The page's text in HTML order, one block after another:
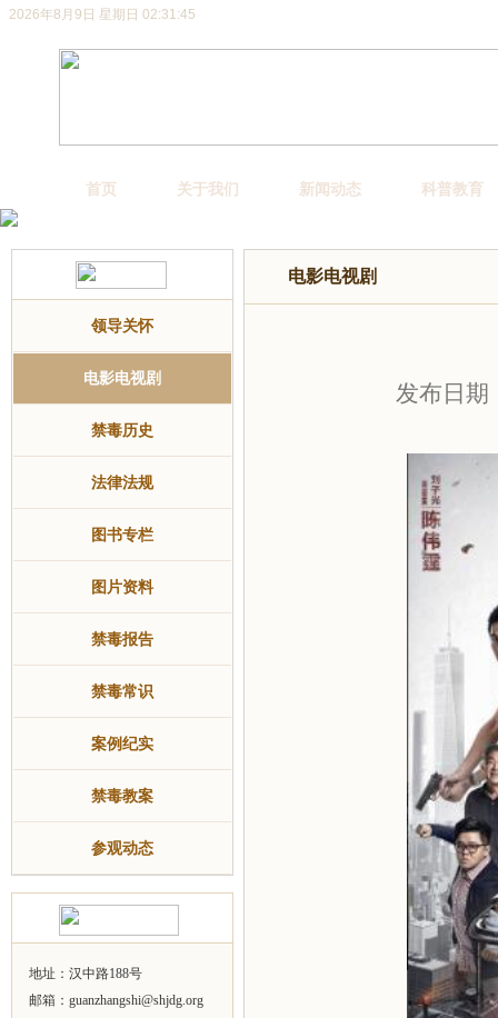
2026年8月9日 星期日 02:31:46
首页 关于我们 新闻动态 科普教育
领导关怀
电影电视剧
禁毒历史
法律法规
图书专栏
图片资料
禁毒报告
禁毒常识
案例纪实
禁毒教案
参观动态
地址：汉中路188号
邮箱： guanzhangshi@shjdg.org
电影电视剧
发布日期